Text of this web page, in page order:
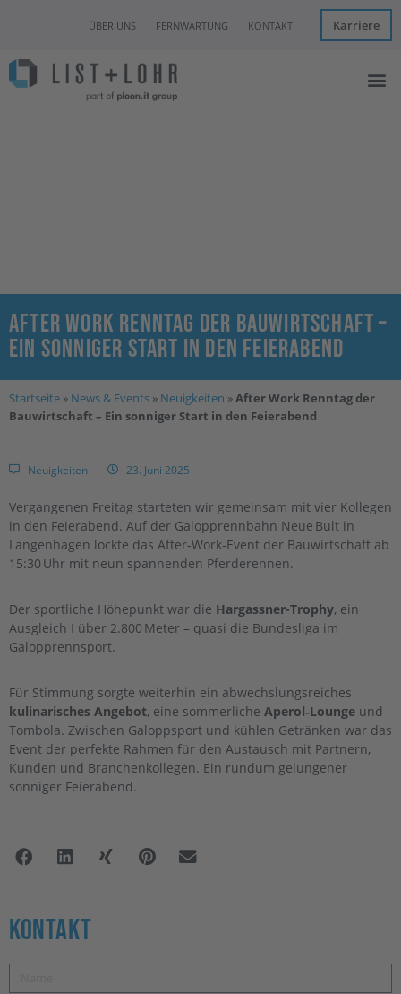
Karriere
ÜBER UNS FERNWARTUNG KONTAKT
After Work Renntag der Bauwirtschaft –
Ein sonniger Start in den Feierabend
Startseite » News & Events » Neuigkeiten »After Work Renntag der
Bauwirtschaft – Ein sonniger Start in den Feierabend
Neuigkeiten 23. Juni 2025
Vergangenen Freitag starteten wir gemeinsam mit vier Kollegen
in den Feierabend. Auf der Galopprennbahn Neue Bult in
Langenhagen lockte das After‑Work‑Event der Bauwirtschaft ab
15:30 Uhr mit neun spannenden Pferderennen.
Der sportliche Höhepunkt war die Hargassner-Trophy, ein
Ausgleich I über 2.800 Meter – quasi die Bundesliga im
Galopprennsport.
Für Stimmung sorgte weiterhin ein abwechslungsreiches
kulinarisches Angebot, eine sommerliche Aperol‑Lounge und
Tombola. Zwischen Galoppsport und kühlen Getränken war das
Event der perfekte Rahmen für den Austausch mit Partnern,
Kunden und Branchenkollegen. Ein rundum gelungener
sonniger Feierabend.
Kontakt